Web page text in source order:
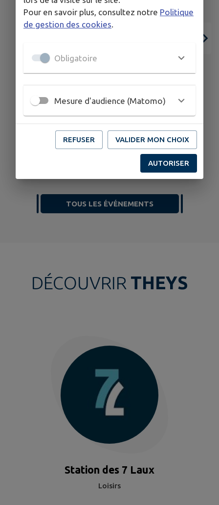
06 28
THEYS
Tennis - stages vacances d'été
TOUS LES ÉVÉNEMENTS
DÉCOUVRIR THEYS
Station des 7 Laux
Loisirs
Pour en savoir plus, consultez notre Politique
de gestion des cookies.
Obligatoire
Mesure d'audience (Matomo)
REFUSER VALIDER MON CHOIX
AUTORISER